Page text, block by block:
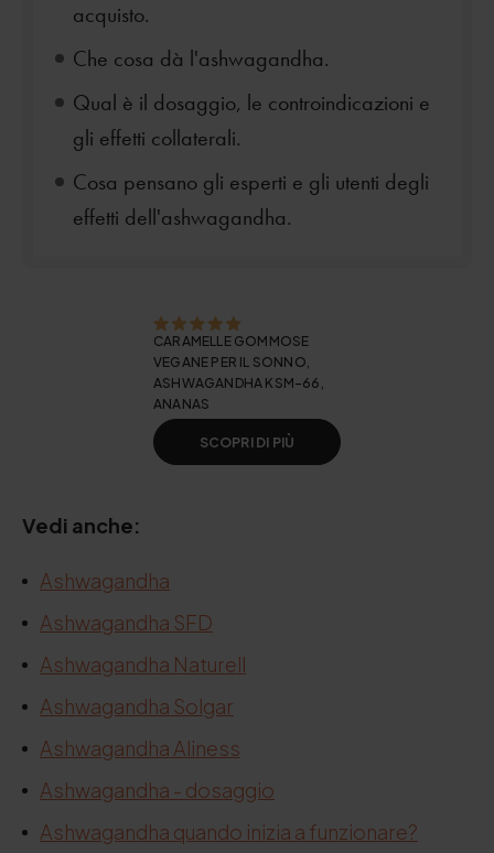
acquisto.
Che cosa dà l'ashwagandha.
Qual è il dosaggio, le controindicazioni e
gli effetti collaterali.
Cosa pensano gli esperti e gli utenti degli
effetti dell'ashwagandha.
CARAMELLE GOMMOSE
VEGANE PER IL SONNO,
ASHWAGANDHA KSM-66,
ANANAS
SCOPRI DI PIÙ
Vedi anche:
Ashwagandha
Ashwagandha SFD
Ashwagandha Naturell
Ashwagandha Solgar
Ashwagandha Aliness
Ashwagandha - dosaggio
Ashwagandha quando inizia a funzionare?